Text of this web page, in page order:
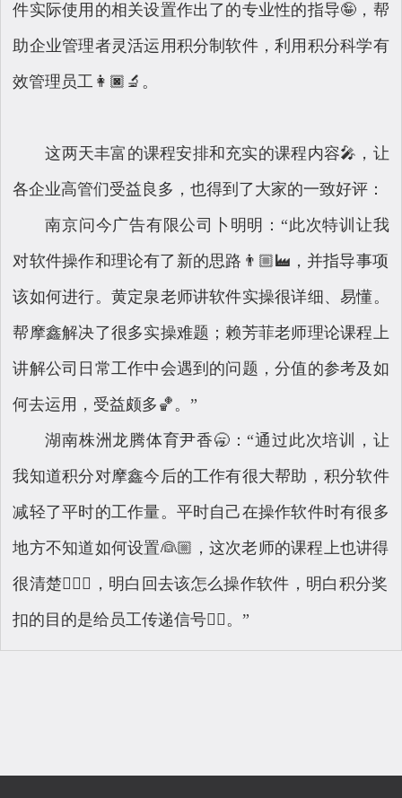
件实际使用的相关设置作出了的专业性的指导🤪，帮
助企业管理者灵活运用积分制软件，利用积分科学有
效管理员工👩🏿‍🔬。
这两天丰富的课程安排和充实的课程内容🎤，让
各企业高管们受益良多，也得到了大家的一致好评：
南京问今广告有限公司卜明明：“此次特训让我
对软件操作和理论有了新的思路👨🏼‍🏭，并指导事项
该如何进行。黄定泉老师讲软件实操很详细、易懂。
帮摩鑫解决了很多实操难题；赖芳菲老师理论课程上
讲解公司日常工作中会遇到的问题，分值的参考及如
何去运用，受益颇多🏀。”
湖南株洲龙腾体育尹香🥱：“通过此次培训，让
我知道积分对摩鑫今后的工作有很大帮助，积分软件
减轻了平时的工作量。平时自己在操作软件时有很多
地方不知道如何设置👰🏼，这次老师的课程上也讲得
很清楚👩🏼‍⚕️，明白回去该怎么操作软件，明白积分奖
扣的目的是给员工传递信号👍🏻。”